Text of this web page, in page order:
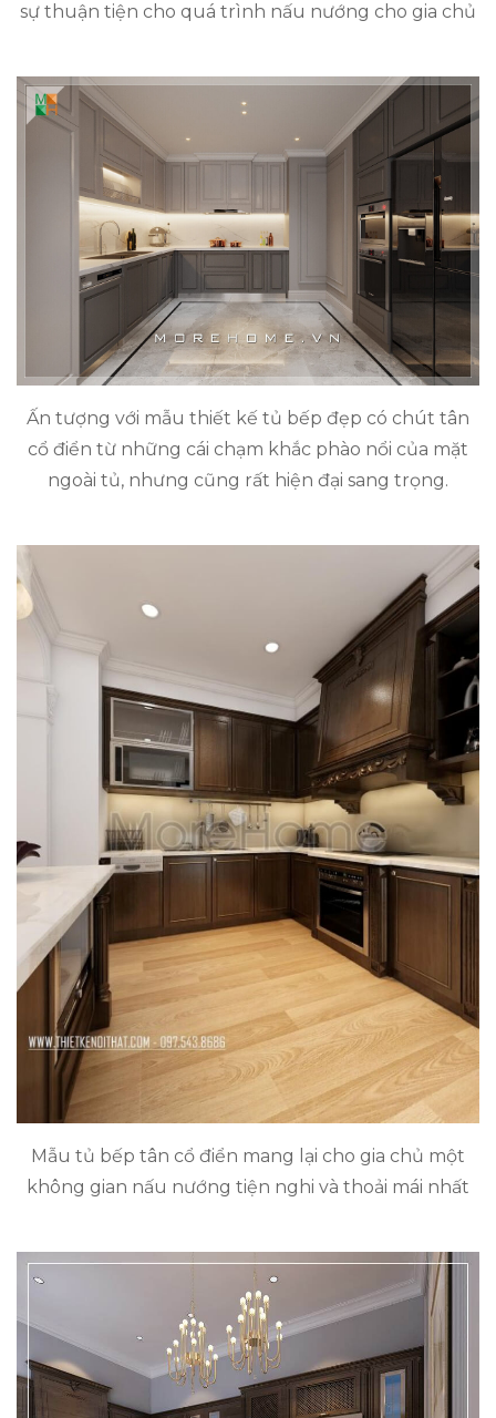
sự thuận tiện cho quá trình nấu nướng cho gia chủ
Ấn tượng với mẫu thiết kế tủ bếp đẹp có chút tân
cổ điển từ những cái chạm khắc phào nổi của mặt
ngoài tủ, nhưng cũng rất hiện đại sang trọng.
Mẫu tủ bếp tân cổ điển mang lại cho gia chủ một
không gian nấu nướng tiện nghi và thoải mái nhất